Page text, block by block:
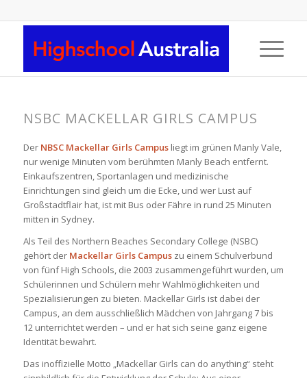
NSBC MACKELLAR GIRLS CAMPUS
Der NBSC Mackellar Girls Campusliegt im grünen Manly Vale,
nur wenige Minuten vom berühmten Manly Beach entfernt.
Einkaufszentren, Sportanlagen und medizinische
Einrichtungen sind gleich um die Ecke, und wer Lust auf
Großstadtflair hat, ist mit Bus oder Fähre in rund 25 Minuten
mitten in Sydney.
Als Teil des Northern Beaches Secondary College (NSBC)
gehört der Mackellar Girls Campuszu einem Schulverbund
von fünf High Schools, die 2003 zusammengeführt wurden, um
Schülerinnen und Schülern mehr Wahlmöglichkeiten und
Spezialisierungen zu bieten. Mackellar Girls ist dabei der
Campus, an dem ausschließlich Mädchen von Jahrgang 7 bis
12 unterrichtet werden – und er hat sich seine ganz eigene
Identität bewahrt.
Das inoffizielle Motto „Mackellar Girls can do anything“ steht